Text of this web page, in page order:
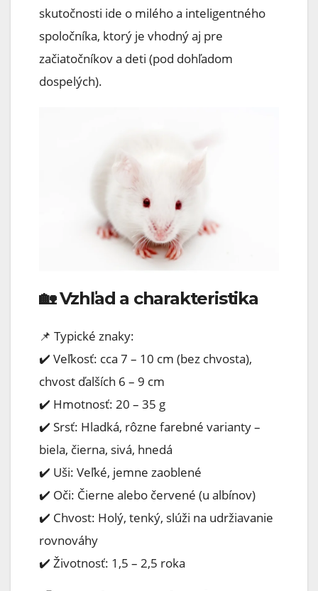
skutočnosti ide o milého a inteligentného
spoločníka, ktorý je vhodný aj pre
začiatočníkov a deti (pod dohľadom
dospelých).
🏡 Vzhľad a charakteristika
📌 Typické znaky:
✔️ Veľkosť: cca 7 – 10 cm (bez chvosta),
chvost ďalších 6 – 9 cm
✔️ Hmotnosť: 20 – 35 g
✔️ Srsť: Hladká, rôzne farebné varianty –
biela, čierna, sivá, hnedá
✔️ Uši: Veľké, jemne zaoblené
✔️ Oči: Čierne alebo červené (u albínov)
✔️ Chvost: Holý, tenký, slúži na udržiavanie
rovnováhy
✔️ Životnosť: 1,5 – 2,5 roka